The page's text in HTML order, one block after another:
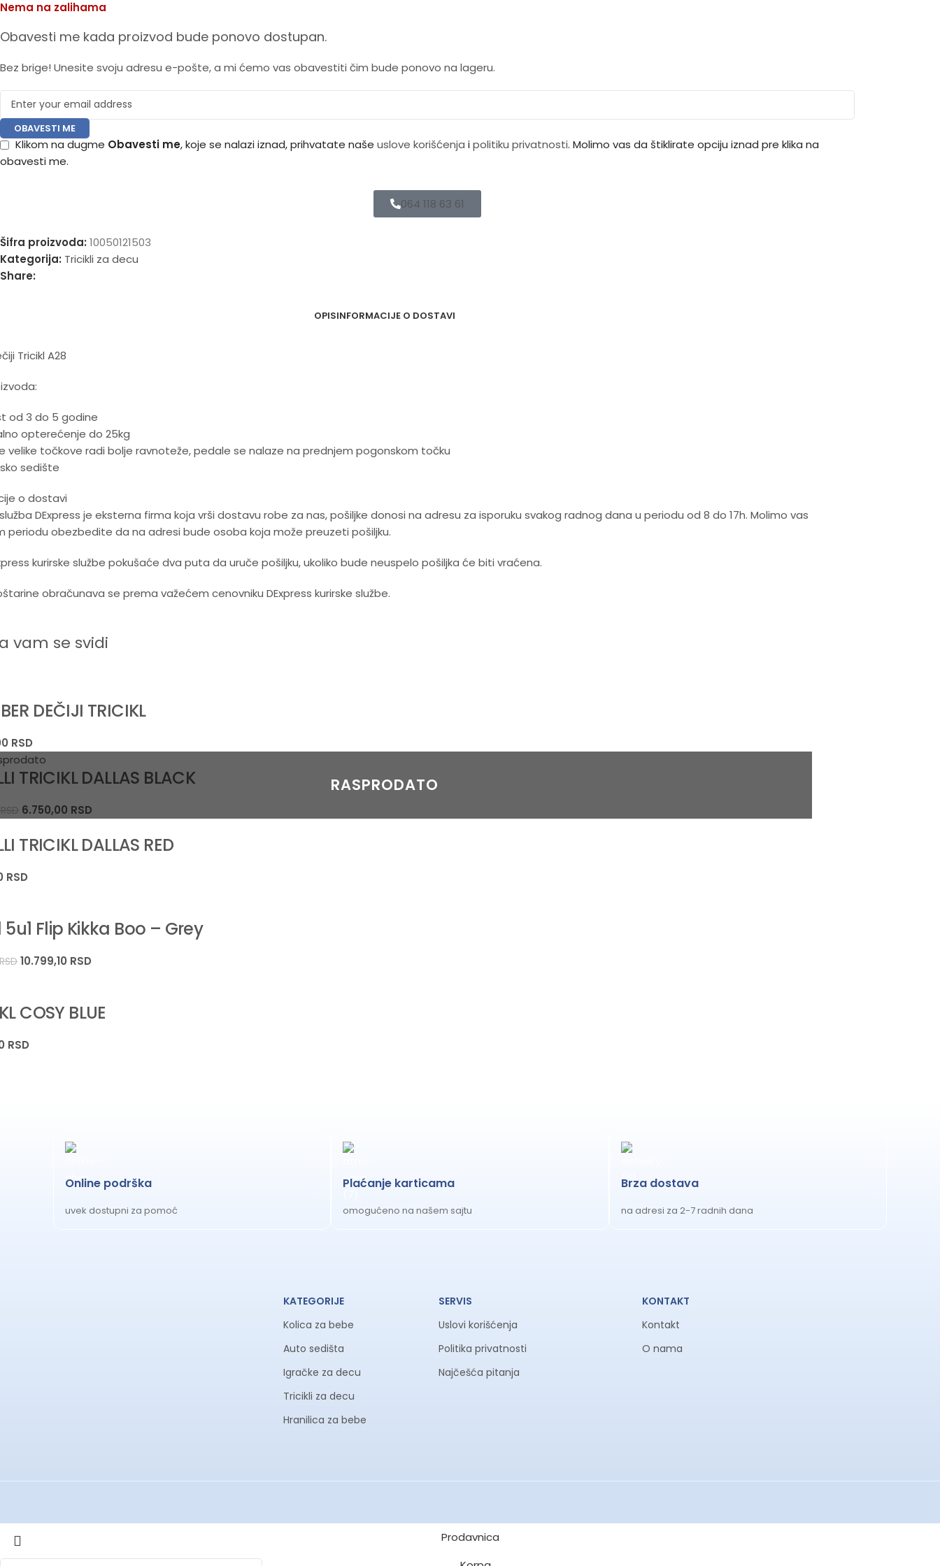
Nema na zalihama
Obavesti me kada proizvod bude ponovo dostupan.
Bez brige! Unesite svoju adresu e-pošte, a mi ćemo vas obavestiti čim bude ponovo na lageru.
OBAVESTI ME
Klikom na dugme Obavesti me, koje se nalazi iznad, prihvatate naše uslove korišćenja ipolitiku privatnosti. Molimo vas da štiklirate opciju iznad pre klika na
obavesti me.
064 118 63 61
Šifra proizvoda: 10050121503
Kategorija: Tricikli za decu
Share:
OPISINFORMACIJE O DOSTAVI
Tricikl A28
od 3 do 5 godine
opterećenje do 25kg
velike točkove radi bolje ravnoteže, pedale se nalaze na prednjem pogonskom točku
sedište
o dostavi
DExpress je eksterna firma koja vrši dostavu robe za nas, pošiljke donosi na adresu za isporuku svakog radnog dana u periodu od 8 do 17h. Molimo vas
periodu obezbedite da na adresi bude osoba koja može preuzeti pošiljku.
kurirske službe pokušaće dva puta da uruče pošiljku, ukoliko bude neuspelo pošiljka će biti vraćena.
obračunava se prema važećem cenovniku DExpress kurirske službe.
vam se svidi
DEČIJI TRICIKL
RSD
TRICIKL DALLAS BLACK
RSD 6.750,00 RSD
TRICIKL DALLAS RED
RSD
5u1 Flip Kikka Boo – Grey
RSD 10.799,10 RSD
COSY BLUE
RSD
Online podrška
uvek dostupni za pomoć
Plaćanje karticama
omogućeno na našem sajtu
Brza dostava
na adresi za 2-7 radnih dana
KATEGORIJE
Kolica za bebe
Auto sedišta
Igračke za decu
Tricikli za decu
Hranilica za bebe
SERVIS
Uslovi korišćenja
Politika privatnosti
Najčešća pitanja
KONTAKT
Kontakt
O nama
Prodavnica